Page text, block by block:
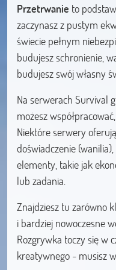
Przetrwanie to
zaczynasz z pustym
świecie pełnym
budujesz schronienie,
budujesz swój własny
Na serwerach Survival
możesz
Niektóre serwery
doświadczenie
elementy, takie jak
lub zadania.
Znajdziesz tu zarówno
i bardziej nowoczesne
Rozgrywka toczy się w
kreatywnego - musisz